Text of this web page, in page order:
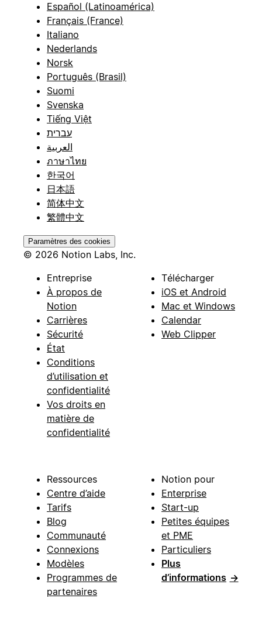
Español (Latinoamérica)
Français (France)
Italiano
Nederlands
Norsk
Português (Brasil)
Suomi
Svenska
Tiếng Việt
עברית
العربية
ภาษาไทย
한국어
日本語
简体中文
繁體中文
Paramètres des cookies
© 2026 Notion Labs, Inc.
Entreprise
À propos de
Notion
Carrières
Sécurité
État
Conditions
d’utilisation et
confidentialité
Vos droits en
matière de
confidentialité
Télécharger
iOS et Android
Mac et Windows
Calendar
Web Clipper
Ressources
Centre d’aide
Tarifs
Blog
Communauté
Connexions
Modèles
Programmes de
partenaires
Notion pour
Enterprise
Start-up
Petites équipes
et PME
Particuliers
Plus
d’informations →